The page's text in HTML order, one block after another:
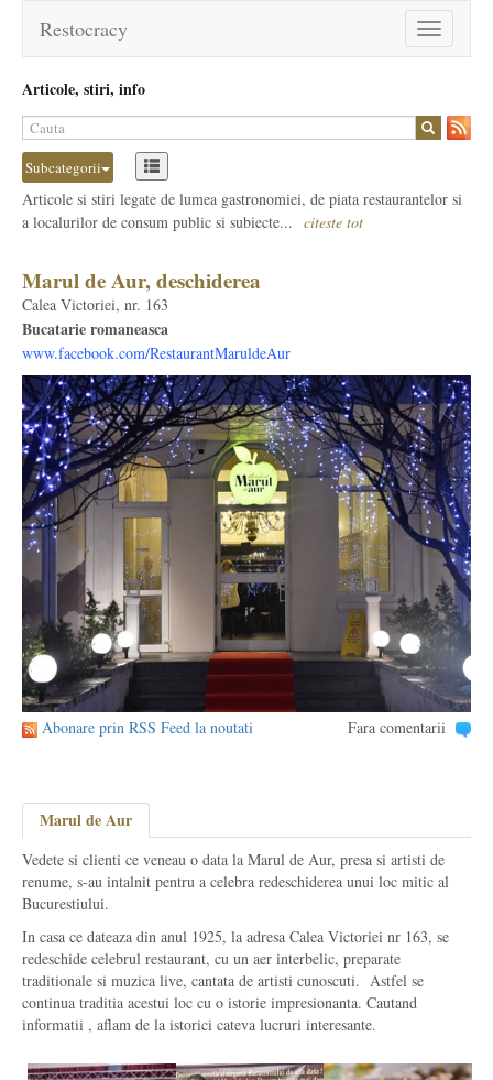
Toggle
navigation
Restocracy
Articole, stiri, info
Subcategorii
Articole si stiri legate de lumea gastronomiei, de piata restaurantelor si
a localurilor de consum public si subiecte... citeste tot
Marul de Aur, deschiderea
Calea Victoriei, nr. 163
Bucatarie romaneasca
www.facebook.com/RestaurantMaruldeAur
Abonare prin RSS Feed la noutati Fara comentarii
Marul de Aur
Vedete si clienti ce veneau o data la Marul de Aur, presa si artisti de
renume, s-au intalnit pentru a celebra redeschiderea unui loc mitic al
Bucurestiului.
In casa ce dateaza din anul 1925, la adresa Calea Victoriei nr 163, se
redeschide celebrul restaurant, cu un aer interbelic, preparate
traditionale si muzica live, cantata de artisti cunoscuti. Astfel se
continua traditia acestui loc cu o istorie impresionanta. Cautand
informatii , aflam de la istorici cateva lucruri interesante.